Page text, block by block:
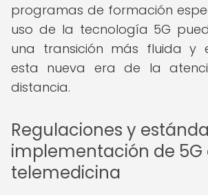
programas de formación
uso de la tecnología 5G
una transición más fluida y
esta nueva era de la
distancia.
Regulaciones y
implementación de 5G
telemedicina